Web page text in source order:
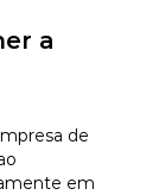
a
de
em